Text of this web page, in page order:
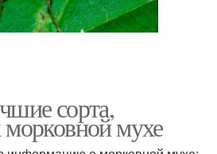
сорта,
мухе